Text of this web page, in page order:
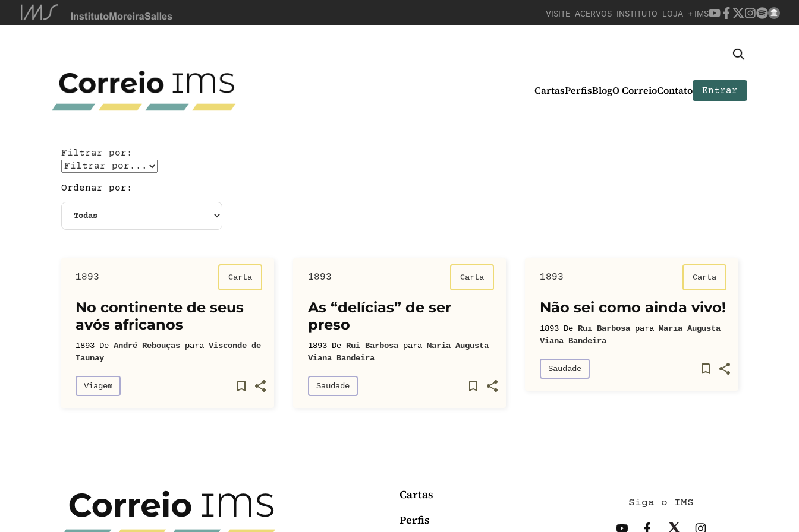
VISITE ACERVOS INSTITUTO LOJA + IMS
CartasPerfisBlogO CorreioContato Entrar
Filtrar por:
Ordenar por:
1893 Carta
No continente de seus
avós africanos
1893 De André Rebouças para Visconde de
Taunay
Viagem
1893 Carta
As “delícias” de ser
preso
1893 De Rui Barbosa para Maria Augusta
Viana Bandeira
Saudade
1893 Carta
Não sei como ainda vivo!
1893 De Rui Barbosa paraMaria Augusta
Viana Bandeira
Saudade
Cartas
Perfis
Siga o IMS